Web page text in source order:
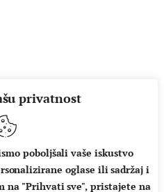
privatnost
poboljšali vaše iskustvo
oglase ili sadržaj i
na "Prihvati sve", pristajete na
UVJETI KORIŠTENJA